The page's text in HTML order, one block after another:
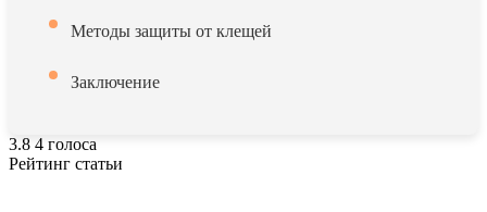
Методы защиты от клещей
Заключение
3.8 4 голоса
Рейтинг статьи